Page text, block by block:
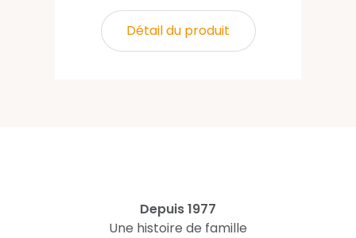
Détail du produit
Depuis 1977
Une histoire de famille